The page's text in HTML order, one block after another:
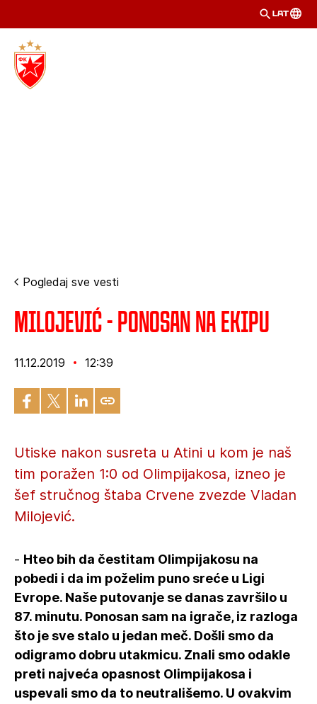
LAT
Pogledaj sve vesti
Milojević - Ponosan na ekipu
11.12.2019 12:39
Utiske nakon susreta u Atini u kom je naš
tim poražen 1:0 od Olimpijakosa, izneo je
šef stručnog štaba Crvene zvezde Vladan
Milojević.
- Hteo bih da čestitam Olimpijakosu na
pobedi i da im poželim puno sreće u Ligi
Evrope. Naše putovanje se danas završilo u
87. minutu. Ponosan sam na igrače, iz razloga
što je sve stalo u jedan meč. Došli smo da
odigramo dobru utakmicu. Znali smo odakle
preti najveća opasnost Olimpijakosa i
uspevali smo da to neutrališemo. U ovakvim